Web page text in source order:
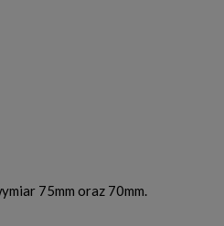
75mm oraz 70mm.